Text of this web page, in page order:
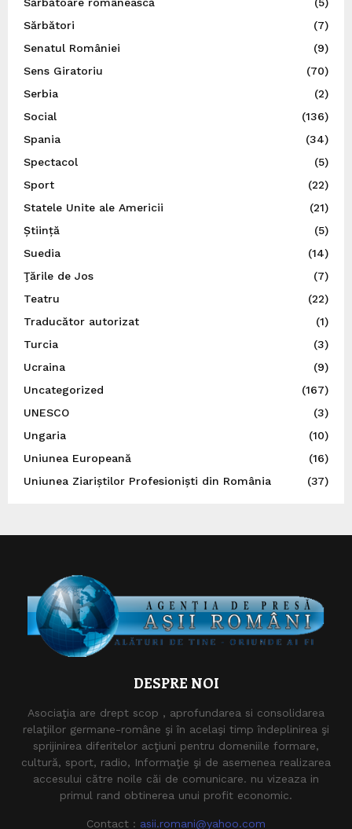
Sărbători
(7)
Senatul României
(9)
Sens Giratoriu
(70)
Serbia
(2)
Social
(136)
Spania
(34)
Spectacol
(5)
Sport
(22)
Statele Unite ale Americii
(21)
Știință
(5)
Suedia
(14)
Ţările de Jos
(7)
Teatru
(22)
Traducător autorizat
(1)
Turcia
(3)
Ucraina
(9)
Uncategorized
(167)
UNESCO
(3)
Ungaria
(10)
Uniunea Europeană
(16)
Uniunea Ziariștilor Profesioniști din România
(37)
DESPRE NOI
Asociaţia are drept scop , aprofundarea si consolidarea
relaţiilor germane-române şi în acelaşi timp îndeplinirea şi
sprijinirea diferitelor acţiuni pentru domeniile formare,
cultură, sport, radio, Informaţie şi de asemenea realizarea
accesului către noile căi de comunicare. nu vizeaza in
primul rand obtinerea unui profit economic.
Contact : asii.romani@yahoo.com